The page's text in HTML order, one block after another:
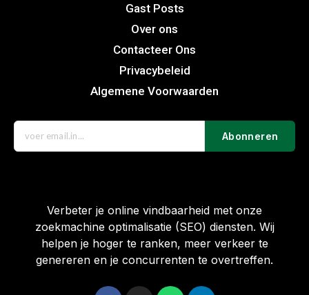
Gast Posts
Over ons
Contacteer Ons
Privacybeleid
Algemene Voorwaarden
Abonneren
Verbeter je online vindbaarheid met onze
zoekmachine optimalisatie (SEO) diensten. Wij
helpen je hoger te ranken, meer verkeer te
genereren en je concurrenten te overtreffen.